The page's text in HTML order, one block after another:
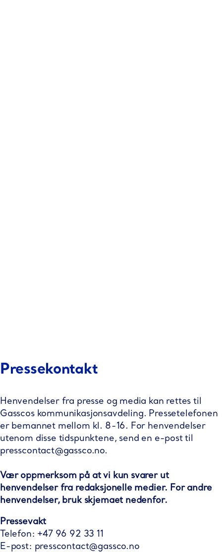
Pressekontakt
Henvendelser fra presse og media kan rettes til
Gasscos kommunikasjonsavdeling. Pressetelefonen
er bemannet mellom kl. 8-16. For henvendelser
utenom disse tidspunktene, send en e-post til
presscontact@gassco.no.
Vær oppmerksom på at vi kun svarer ut
henvendelser fra redaksjonelle medier. For andre
henvendelser, bruk skjemaet nedenfor.
Pressevakt
Telefon: +47 96 92 33 11
E-post: presscontact@gassco.no